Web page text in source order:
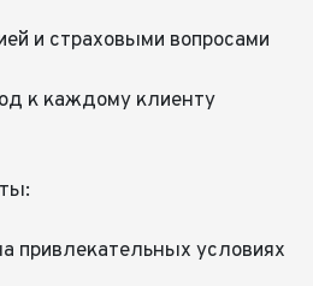
и страховыми вопросами
к каждому клиенту⠀
привлекательных условиях